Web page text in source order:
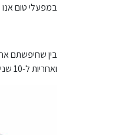
במפעלי טום
בין שחיפשתם
ואחריות ל-10 שנים (ויש לנו גם דגמי